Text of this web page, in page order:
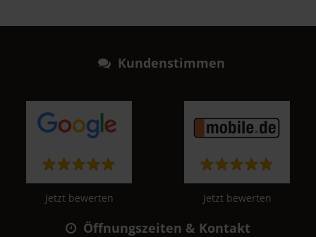
Kundenstimmen
Jetzt bewerten Jetzt bewerten
Öffnungszeiten & Kontakt